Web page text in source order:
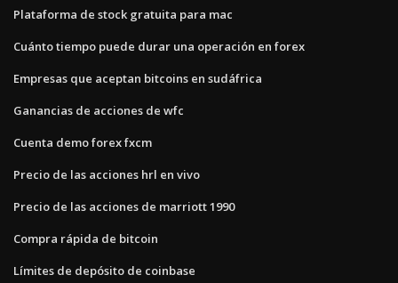
Plataforma de stock gratuita para mac
Cuánto tiempo puede durar una operación en forex
Empresas que aceptan bitcoins en sudáfrica
Ganancias de acciones de wfc
Cuenta demo forex fxcm
Precio de las acciones hrl en vivo
Precio de las acciones de marriott 1990
Compra rápida de bitcoin
Límites de depósito de coinbase